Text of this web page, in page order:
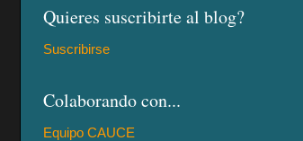
Quieres suscribirte al blog?
Suscribirse
Colaborando con...
Equipo CAUCE